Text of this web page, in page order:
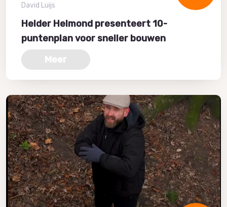
David Luijs
Helder Helmond presenteert 10-
puntenplan voor sneller bouwen
Meer